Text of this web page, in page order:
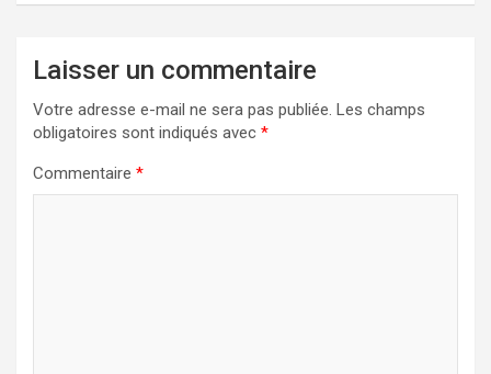
Laisser un commentaire
Votre adresse e-mail ne sera pas publiée. Les champs
obligatoires sont indiqués avec *
Commentaire *